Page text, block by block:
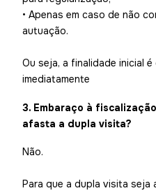
• Apenas em caso de não
autuação.
Ou seja, a finalidade inicial
imediatamente
3. Embaraço à
afasta a dupla visita?
Não.
Para que a dupla visita